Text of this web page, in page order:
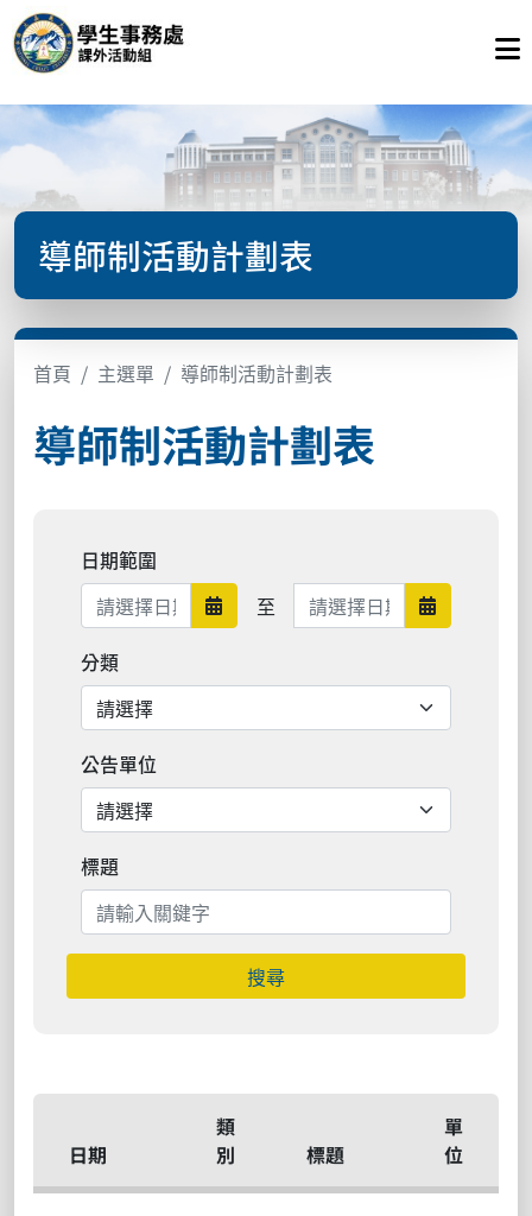
導師制活動計劃表
首頁 主選單 導師制活動計劃表
導師制活動計劃表
日期範圍
日期範圍開始
至 日期範圍結束 日期範圍
分類
公告單位
標題
搜尋
日期
類
別
標題
單
位